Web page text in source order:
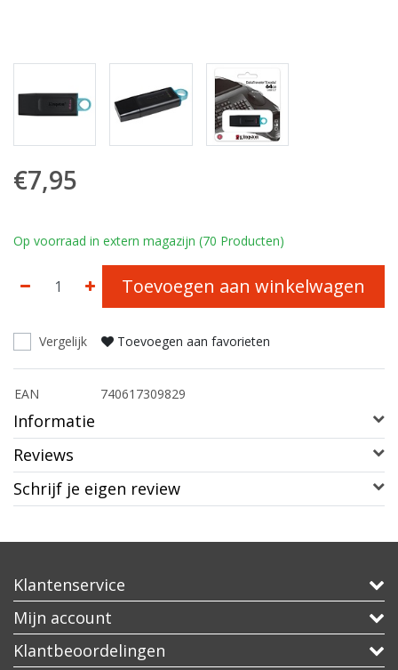
€7,95
Op voorraad in extern magazijn (70 Producten)
Toevoegen aan winkelwagen
Vergelijk Toevoegen aan favorieten
EAN 740617309829
Informatie
Reviews
Schrijf je eigen review
Klantenservice
Mijn account
Klantbeoordelingen